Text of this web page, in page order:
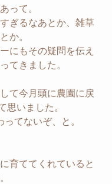
って。
ぎるなあとか、雑草
か。
にもその疑問を伝え
てきました。
て今月頭に農園に戻
思いました。
てないぞ、と。
育ててくれていると